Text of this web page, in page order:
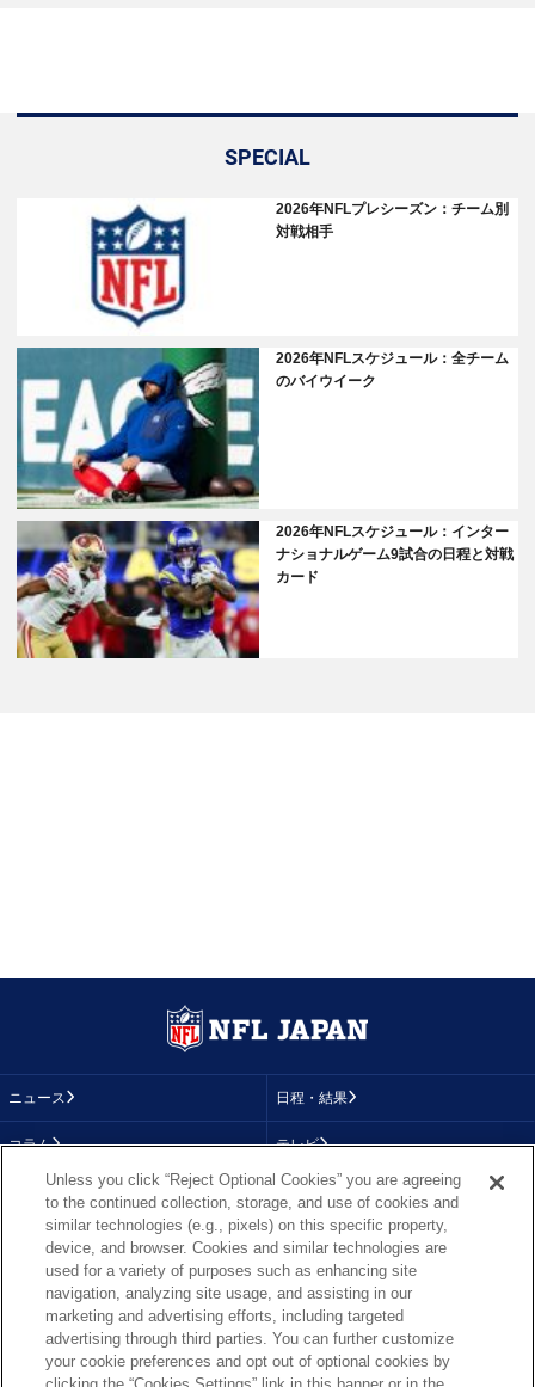
SPECIAL
2026年NFLプレシーズン：チーム別
対戦相手
2026年NFLスケジュール：全チーム
のバイウイーク
2026年NFLスケジュール：インター
ナショナルゲーム9試合の日程と対戦
カード
ニュース 日程・結果
コラム テレビ
順位表
About NFL
More NFL 特集
Unless you click “Reject Optional Cookies” you are agreeing
to the continued collection, storage, and use of cookies and
similar technologies (e.g., pixels) on this specific property,
device, and browser. Cookies and similar technologies are
used for a variety of purposes such as enhancing site
navigation, analyzing site usage, and assisting in our
marketing and advertising efforts, including targeted
advertising through third parties. You can further customize
your cookie preferences and opt out of optional cookies by